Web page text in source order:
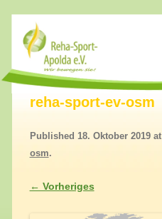
Rehasport Apolda
reha-sport-ev-osm
Published 18. Oktober 2019at
osm.
← Vorheriges